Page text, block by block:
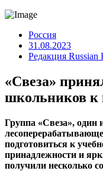
Россия
31.08.2023
Редакция Russian
«Свеза»
школьников к
Группа «Свеза», один
подготовиться к
принадлежности и
получили несколько